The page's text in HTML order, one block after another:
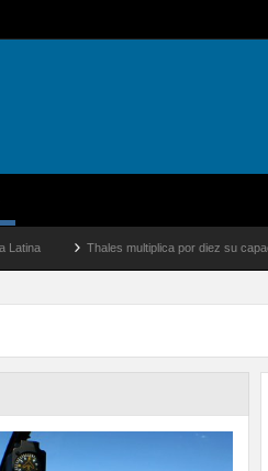
Thales multiplica por diez su capacidad de